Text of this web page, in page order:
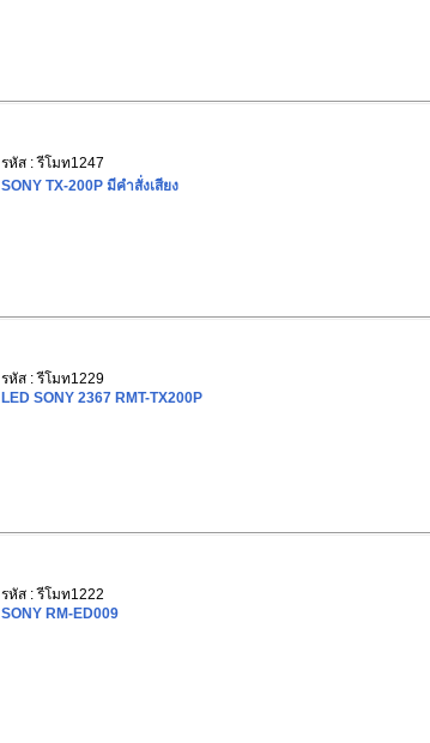
รหัส : รีโมท1247
SONY TX-200P มีคำสั่งเสียง
รหัส : รีโมท1229
LED SONY 2367 RMT-TX200P
รหัส : รีโมท1222
SONY RM-ED009